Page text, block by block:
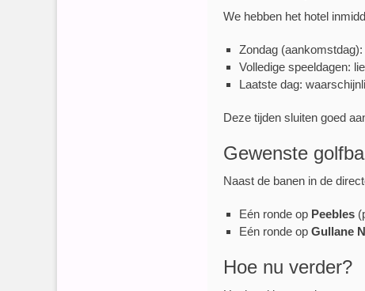
We hebben het hotel
Zondag
Volledige speeldagen:
Laatste dag:
Deze tijden sluiten goed
Gewenste
Naast de banen in de
Eén ronde op Peebles
Eén ronde op Gullane
Hoe nu verder?